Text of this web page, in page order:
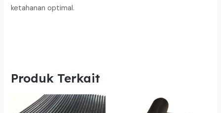
ketahanan optimal.
Produk Terkait